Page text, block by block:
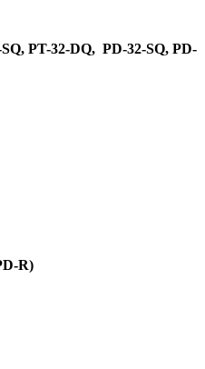
PT-32-DQ, PD-32-SQ, PD-
R)